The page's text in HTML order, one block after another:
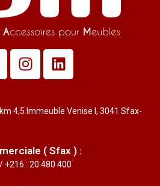
4,5 Immeuble Venise I, 3041 Sfax-
( Sfax ) :
+216 : 20 480 400